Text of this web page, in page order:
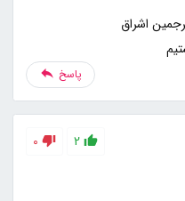
پاسخ
2
0